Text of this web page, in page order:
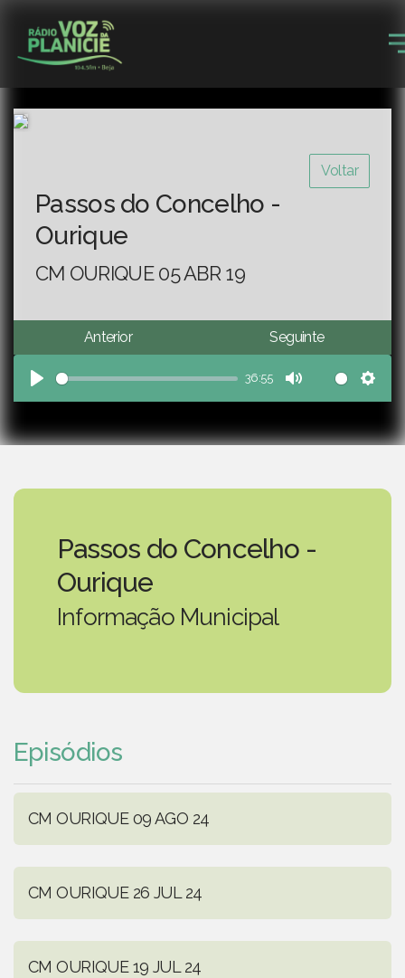
Voltar
Passos do Concelho -
Ourique
CM OURIQUE 05 ABR 19
Anterior Seguinte
Play
36:55
Mute
Passos do Concelho -
Ourique
Informação Municipal
Episódios
CM OURIQUE 09 AGO 24
CM OURIQUE 26 JUL 24
CM OURIQUE 19 JUL 24